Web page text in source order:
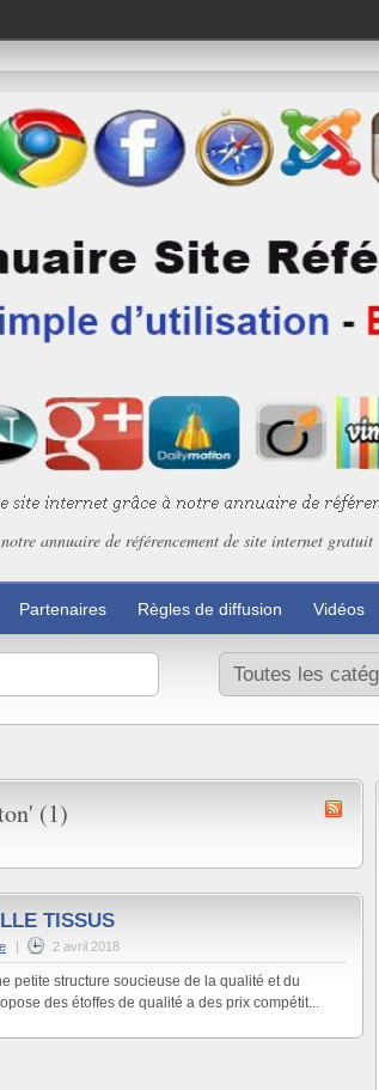
annuaire de référencement de site internet gratuit
Partenaires Règles de diffusion Vidéos
(1)
TISSUS
| 2 avril 2018
petite structure soucieuse de la qualité et du
des étoffes de qualité a des prix compétit...